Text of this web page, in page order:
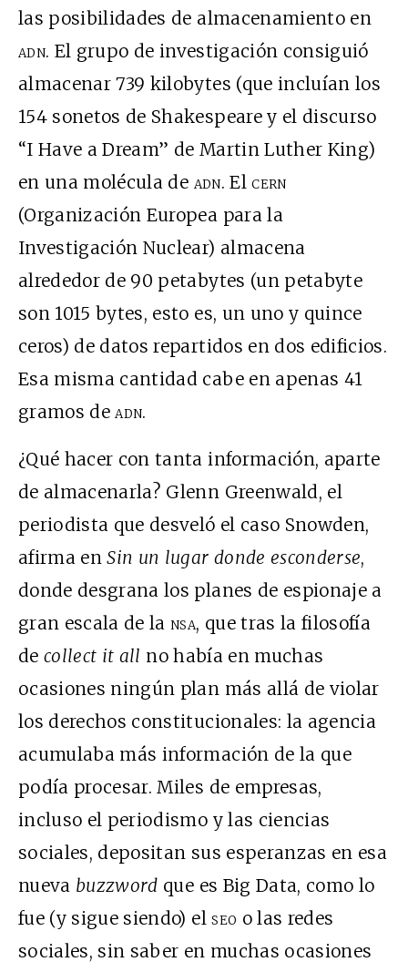
las posibilidades de almacenamiento en
adn. El grupo de investigación consiguió
almacenar 739 kilobytes (que incluían los
154 sonetos de Shakespeare y el discurso
“I Have a Dream” de Martin Luther King)
en una molécula de adn. Elcern
(Organización Europea para la
Investigación Nuclear) almacena
alrededor de 90 petabytes (un petabyte
son 1015 bytes, esto es, un uno y quince
ceros) de datos repartidos en dos edificios.
Esa misma cantidad cabe en apenas 41
gramos deadn.
¿Qué hacer con tanta información, aparte
de almacenarla? Glenn Greenwald, el
periodista que desveló el caso Snowden,
afirma enSin un lugar donde esconderse,
donde desgrana los planes de espionaje a
gran escala de lansa, que tras la filosofía
decollect it all no había en muchas
ocasiones ningún plan más allá de violar
los derechos constitucionales: la agencia
acumulaba más información de la que
podía procesar. Miles de empresas,
incluso el periodismo y las ciencias
sociales, depositan sus esperanzas en esa
nueva buzzword que es Big Data, como lo
fue (y sigue siendo) elseo o las redes
sociales, sin saber en muchas ocasiones